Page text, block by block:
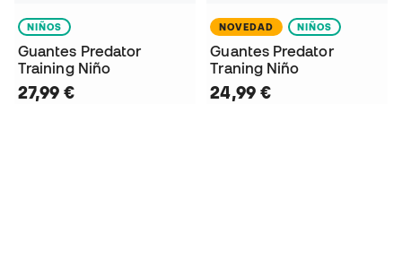
NIÑOS
Guantes Predator
Training Niño
27,99 €
NOVEDAD NIÑOS
Guantes Predator
Traning Niño
24,99 €